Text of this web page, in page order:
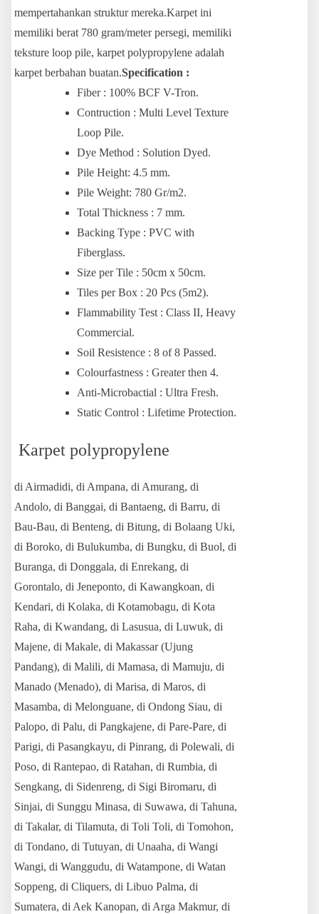
mempertahankan struktur mereka.Karpet ini
memiliki berat 780 gram/meter persegi, memiliki
teksture loop pile, karpet polypropylene adalah
karpet berbahan buatan.Specification :
Fiber : 100% BCF V-Tron.
Contruction : Multi Level Texture
Loop Pile.
Dye Method : Solution Dyed.
Pile Height: 4.5 mm.
Pile Weight: 780 Gr/m2.
Total Thickness : 7 mm.
Backing Type : PVC with
Fiberglass.
Size per Tile : 50cm x 50cm.
Tiles per Box : 20 Pcs (5m2).
Flammability Test : Class II, Heavy
Commercial.
Soil Resistence : 8 of 8 Passed.
Colourfastness : Greater then 4.
Anti-Microbactial : Ultra Fresh.
Static Control : Lifetime Protection.
Karpet polypropylene
di Airmadidi, di Ampana, di Amurang, di
Andolo, di Banggai, di Bantaeng, di Barru, di
Bau-Bau, di Benteng, di Bitung, di Bolaang Uki,
di Boroko, di Bulukumba, di Bungku, di Buol, di
Buranga, di Donggala, di Enrekang, di
Gorontalo, di Jeneponto, di Kawangkoan, di
Kendari, di Kolaka, di Kotamobagu, di Kota
Raha, di Kwandang, di Lasusua, di Luwuk, di
Majene, di Makale, di Makassar (Ujung
Pandang), di Malili, di Mamasa, di Mamuju, di
Manado (Menado), di Marisa, di Maros, di
Masamba, di Melonguane, di Ondong Siau, di
Palopo, di Palu, di Pangkajene, di Pare-Pare, di
Parigi, di Pasangkayu, di Pinrang, di Polewali, di
Poso, di Rantepao, di Ratahan, di Rumbia, di
Sengkang, di Sidenreng, di Sigi Biromaru, di
Sinjai, di Sunggu Minasa, di Suwawa, di Tahuna,
di Takalar, di Tilamuta, di Toli Toli, di Tomohon,
di Tondano, di Tutuyan, di Unaaha, di Wangi
Wangi, di Wanggudu, di Watampone, di Watan
Soppeng, di Cliquers, di Libuo Palma, di
Sumatera, di Aek Kanopan, di Arga Makmur, di